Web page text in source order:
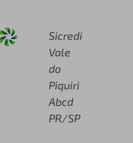
Sicredi
Vale
do
Piquiri
Abcd
PR/SP